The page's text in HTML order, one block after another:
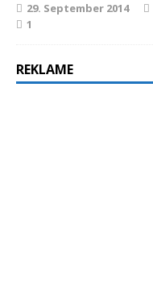
29. September 2014
1
REKLAME